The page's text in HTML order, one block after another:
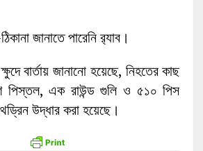
জানাতে পারেনি র‌্যাব।
বার্তায় জানানো হয়েছে, নিহতের কাছ
পিস্তল, এক রাউন্ড গুলি ও ৫১০ পিস
উদ্ধার করা হয়েছে।